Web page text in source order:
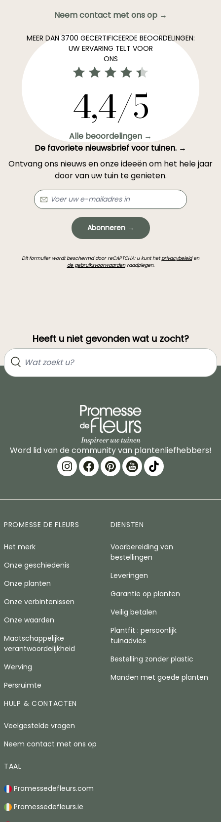
Neem contact met ons op →
MEER DAN 3700 GECERTIFICEERDE BEOORDELINGEN:
UW ERVARING TELT VOOR
ONS
4,4/5
Alle beoordelingen →
De favoriete nieuwsbrief voor tuinen. →
Ontvang ons nieuws en onze ideeën om het hele jaar
door van uw tuin te genieten.
Abonneren →
Dit formulier wordt beschermd door reCAPTCHA: u kunt hetprivacybeleiden
de gebruiksvoorwaardenraadplegen.
Heeft u niet gevonden wat u zocht?
Word lid van de community van plantenliefhebbers!
PROMESSE DE FLEURS
Het merk
Onze geschiedenis
Onze planten
Onze verbintenissen
Onze waarden
Maatschappelijke
verantwoordelijkheid
Werving
Persruimte
DIENSTEN
Voorbereiding van
bestellingen
Leveringen
Garantie op planten
Veilig betalen
Plantfit : persoonlijk
tuinadvies
Bestelling zonder plastic
Manden met goede planten
HULP & CONTACTEN
Veelgestelde vragen
Neem contact met ons op
TAAL
Promessedefleurs.com
Promessedefleurs.ie